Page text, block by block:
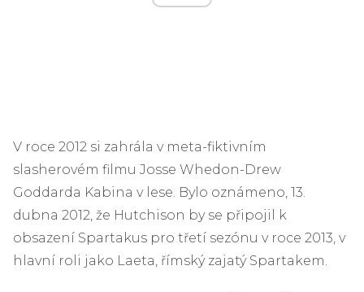
V roce 2012 si zahrála v meta-fiktivním
slasherovém filmu Josse Whedon-Drew
Goddarda Kabina v lese. Bylo oznámeno, 13.
dubna 2012, že Hutchison by se připojil k
obsazení Spartakus pro třetí sezónu v roce 2013, v
hlavní roli jako Laeta, římský zajatý Spartakem.